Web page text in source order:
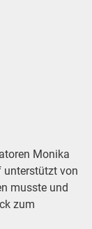
Monika
unterstützt von
musste und
zum